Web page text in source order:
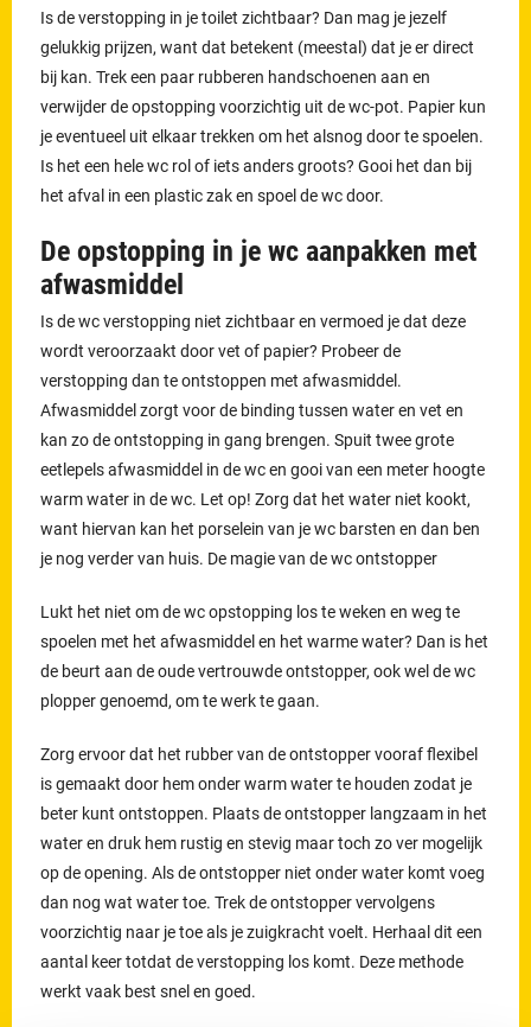
Is de verstopping in je toilet zichtbaar? Dan mag je jezelf
gelukkig prijzen, want dat betekent (meestal) dat je er direct
bij kan. Trek een paar rubberen handschoenen aan en
verwijder de opstopping voorzichtig uit de wc-pot. Papier kun
je eventueel uit elkaar trekken om het alsnog door te spoelen.
Is het een hele wc rol of iets anders groots? Gooi het dan bij
het afval in een plastic zak en spoel de wc door.
De opstopping in je wc aanpakken met
afwasmiddel
Is de wc verstopping niet zichtbaar en vermoed je dat deze
wordt veroorzaakt door vet of papier? Probeer de
verstopping dan te ontstoppen met afwasmiddel.
Afwasmiddel zorgt voor de binding tussen water en vet en
kan zo de ontstopping in gang brengen. Spuit twee grote
eetlepels afwasmiddel in de wc en gooi van een meter hoogte
warm water in de wc. Let op! Zorg dat het water niet kookt,
want hiervan kan het porselein van je wc barsten en dan ben
je nog verder van huis. De magie van de wc ontstopper
Lukt het niet om de wc opstopping los te weken en weg te
spoelen met het afwasmiddel en het warme water? Dan is het
de beurt aan de oude vertrouwde ontstopper, ook wel de wc
plopper genoemd, om te werk te gaan.
Zorg ervoor dat het rubber van de ontstopper vooraf flexibel
is gemaakt door hem onder warm water te houden zodat je
beter kunt ontstoppen. Plaats de ontstopper langzaam in het
water en druk hem rustig en stevig maar toch zo ver mogelijk
op de opening. Als de ontstopper niet onder water komt voeg
dan nog wat water toe. Trek de ontstopper vervolgens
voorzichtig naar je toe als je zuigkracht voelt. Herhaal dit een
aantal keer totdat de verstopping los komt. Deze methode
werkt vaak best snel en goed.